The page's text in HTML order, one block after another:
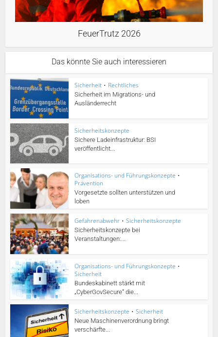
FeuerTrutz 2026
Das könnte Sie auch interessieren
Sicherheit • Rechtliches
Sicherheit im Migrations- und
Ausländerrecht
Sicherheitskonzepte
Sichere Ladeinfrastruktur: BSI
veröffentlicht...
Organisations- und Führungskonzepte •
Prävention
Vorgesetzte sollten unterstützen und
loben
Gefahrenabwehr • Sicherheitskonzepte
Sicherheitskonzepte bei
Veranstaltungen:...
Organisations- und Führungskonzepte •
Sicherheit
Bundeskabinett stärkt mit
„CyberGovSecure“ die...
Sicherheitskonzepte • Sicherheit
Neue Maschinenverordnung bringt
verschärfte...